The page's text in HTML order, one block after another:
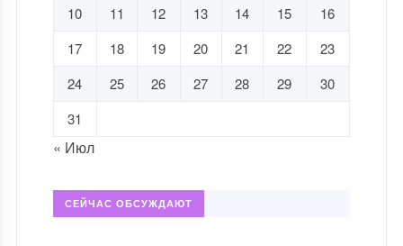
10
11 12 13 14 15
16
17
18 19 20 21 22
23
24
25 26 27 28 29
30
31
« Июл
СЕЙЧАС ОБСУЖДАЮТ